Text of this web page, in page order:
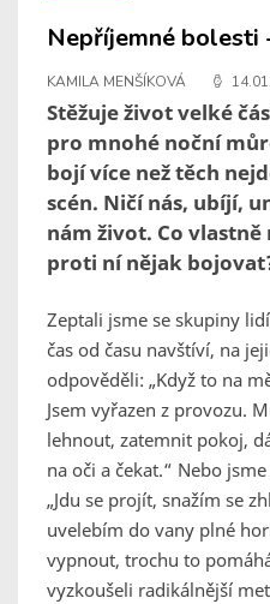
Nepříjemné bolesti
KAMILA MENŠÍKOVÁ
Stěžuje život velké
pro mnohé noční
bojí více než těch
scén. Ničí nás, ubíjí,
nám život. Co vlastně
proti ní nějak
Zeptali jsme se skupiny
čas od času navštíví, na
odpověděli: „Když to na
Jsem vyřazen z provozu.
lehnout, zatemnit pokoj,
na oči a čekat.“ Nebo
„Jdu se projít, snažím se
uvelebím do vany plné
vypnout, trochu to
vyzkoušeli radikálnější